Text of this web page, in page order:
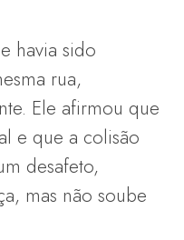
havia sido
rua,
Ele afirmou que
e que a colisão
desafeto,
mas não soube